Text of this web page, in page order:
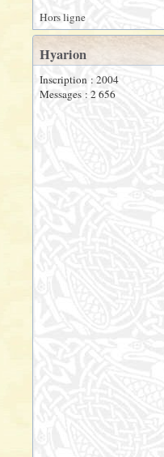
Hors ligne
Hyarion
Inscription : 2004
Messages : 2 656